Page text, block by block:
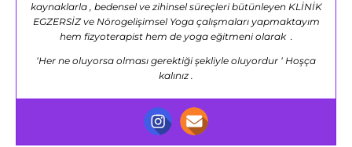
kaynaklarla , bedensel ve zihinsel süreçleri bütünleyen KLİNİK
EGZERSİZ ve Nörogelişimsel Yoga çalışmaları yapmaktayım
hem fizyoterapist hem de yoga eğitmeni olarak .
‘Her ne oluyorsa olması gerektiği şekliyle oluyordur ‘ Hoşça
kalınız .